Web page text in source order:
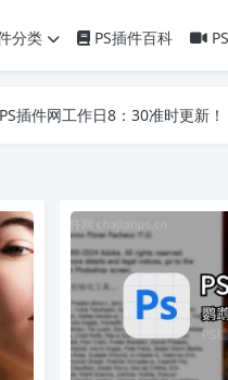
分类 PS插件百科
插件网工作日8：30准时更新
插件网工作日8：30准时更新！